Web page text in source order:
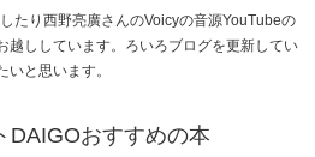
たり西野亮廣さんのVoicyの音源YouTubeの
越ししています。ろいろブログを更新してい
いと思います。
DAIGOおすすめの本